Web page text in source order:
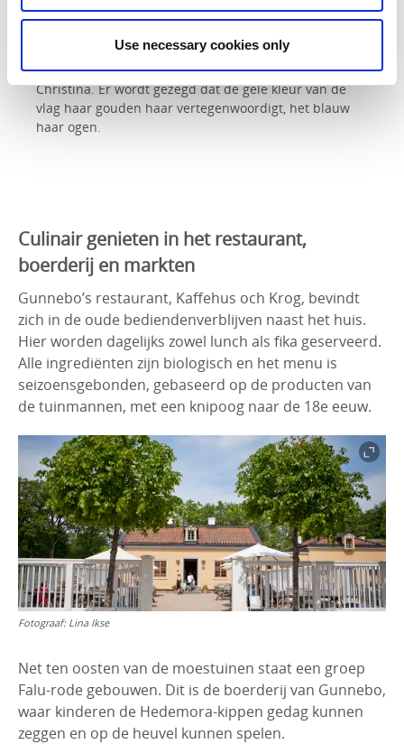
Use necessary cookies only
Volgens de legende was Christina Hall, wiens
Venezolaanse vlag. Vrijheidsstrijder Fransisco de
Miranda bezocht Gunnebo in 1787 en werd verliefd op
Christina. Er wordt gezegd dat de gele kleur van de
vlag haar gouden haar vertegenwoordigt, het blauw
haar ogen.
Culinair genieten in het restaurant,
boerderij en markten
Gunnebo’s restaurant, Kaffehus och Krog, bevindt
zich in de oude bediendenverblijven naast het huis.
Hier worden dagelijks zowel lunch als fika geserveerd.
Alle ingrediënten zijn biologisch en het menu is
seizoensgebonden, gebaseerd op de producten van
de tuinmannen, met een knipoog naar de 18e eeuw.
Fotograaf: Lina Ikse
Net ten oosten van de moestuinen staat een groep
Falu-rode gebouwen. Dit is de boerderij van Gunnebo,
waar kinderen de Hedemora-kippen gedag kunnen
zeggen en op de heuvel kunnen spelen.